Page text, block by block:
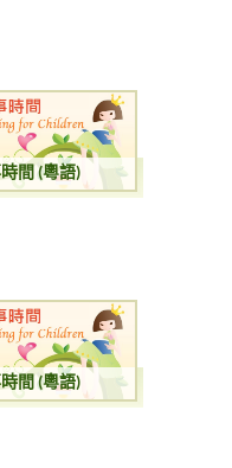
間 (粵語)
間 (粵語)